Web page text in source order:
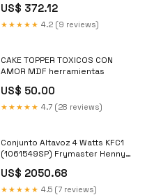
US$ 372.12
★★★★★ 4.2 (9 reviews)
CAKE TOPPER TOXICOS CON
AMOR MDF herramientas
US$ 50.00
★★★★★ 4.7 (28 reviews)
Conjunto Altavoz 4 Watts KFC1
(1061549SP) Frymaster Henny
US$ 2050.68
★★★★★ 4.5 (7 reviews)